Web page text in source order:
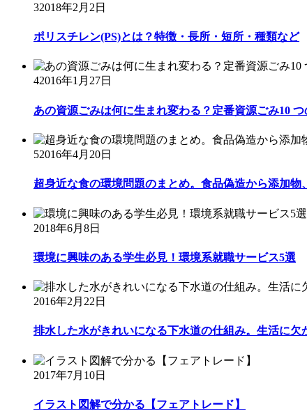
32018年2月2日
ポリスチレン(PS)とは？特徴・長所・短所・種類など
42016年1月27日
あの資源ごみは何に生まれ変わる？定番資源ごみ10
52016年4月20日
超身近な食の環境問題のまとめ。食品偽造から添加物
2018年6月8日
環境に興味のある学生必見！環境系就職サービス5選
2016年2月22日
排水した水がきれいになる下水道の仕組み。生活に欠
2017年7月10日
イラスト図解で分かる【フェアトレード】